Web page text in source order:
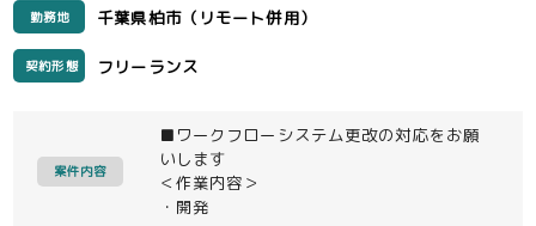
勤務地 千葉県柏市（リモート併用）
契約形態 フリーランス
案件内容
■ワークフローシステム更改の対応をお願
いします
＜作業内容＞
・開発